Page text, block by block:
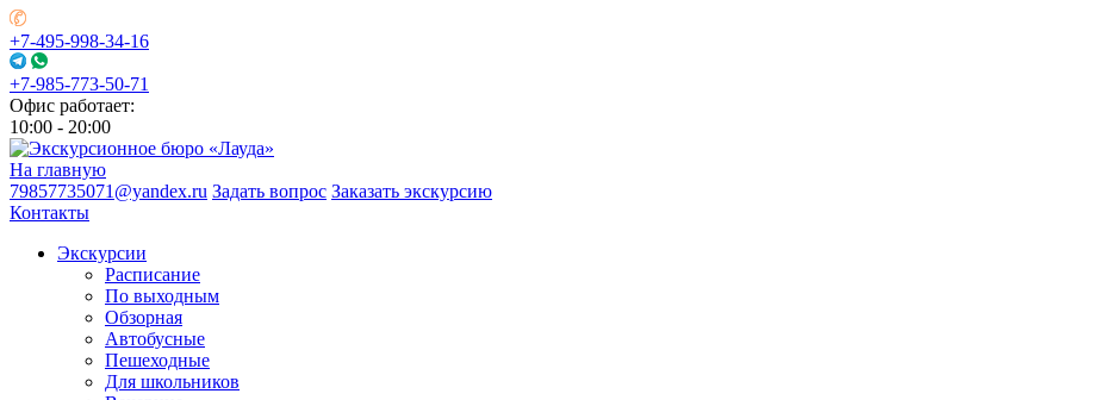
+7-495-998-34-16
+7-985-773-50-71
Офис работает:
10:00 - 20:00
На главную
79857735071@yandex.ru Задать вопрос Заказать экскурсию
Контакты
Экскурсии
Расписание
По выходным
Обзорная
Автобусные
Пешеходные
Для школьников